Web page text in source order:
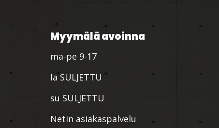
Myymälä avoinna
ma-pe 9-17
la SULJETTU
su SULJETTU
Netin asiakaspalvelu